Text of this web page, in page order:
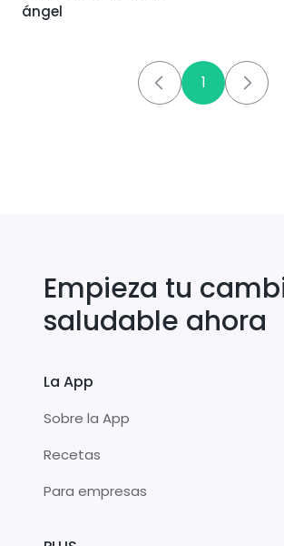
ángel
1
Empieza tu
saludable ahora
La App
Sobre la App
Recetas
Para empresas